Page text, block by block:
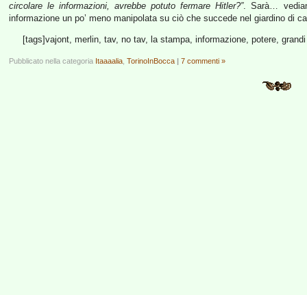
circolare le informazioni, avrebbe potuto fermare Hitler?”. Sarà…
informazione un po’ meno manipolata su ciò che succede nel giardino di
[tags]vajont, merlin, tav, no tav, la stampa, informazione, potere,
Pubblicato nella categoria Itaaaalia TorinoInBocca | 7 commenti »